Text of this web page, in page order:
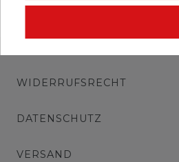
WIDERRUFSRECHT
DATENSCHUTZ
VERSAND